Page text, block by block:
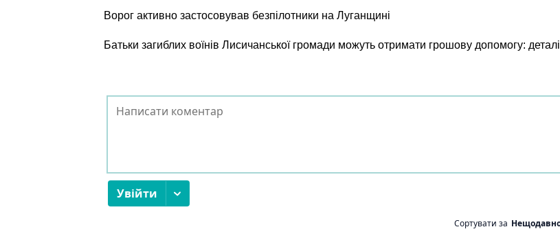
Ворог активно застосовував безпілотники на Луганщині
Батьки загиблих воїнів Лисичанської громади можуть отримати грошову допомогу: деталі